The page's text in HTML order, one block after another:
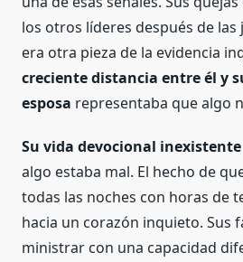
los otros líderes después de
era otra pieza de la evidencia
creciente distancia entre él y
esposa representaba que algo
Su vida devocional inexistente
algo estaba mal. El hecho de
todas las noches con horas de
hacia un corazón inquieto. Sus
ministrar con una capacidad